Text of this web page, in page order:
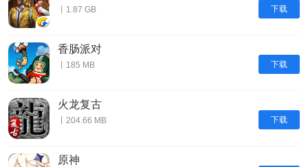
下载
丨1.87 GB
下载
香肠派对
丨185 MB
下载
火龙复古
丨204.66 MB
原神